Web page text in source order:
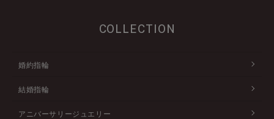
COLLECTION
婚約指輪
結婚指輪
アニバーサリージュエリー